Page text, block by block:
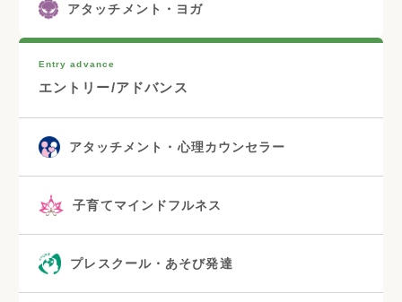
アタッチメント・ヨガ
Entry advance
エントリー/アドバンス
アタッチメント・心理カウンセラー
子育てマインドフルネス
プレスクール・あそび発達